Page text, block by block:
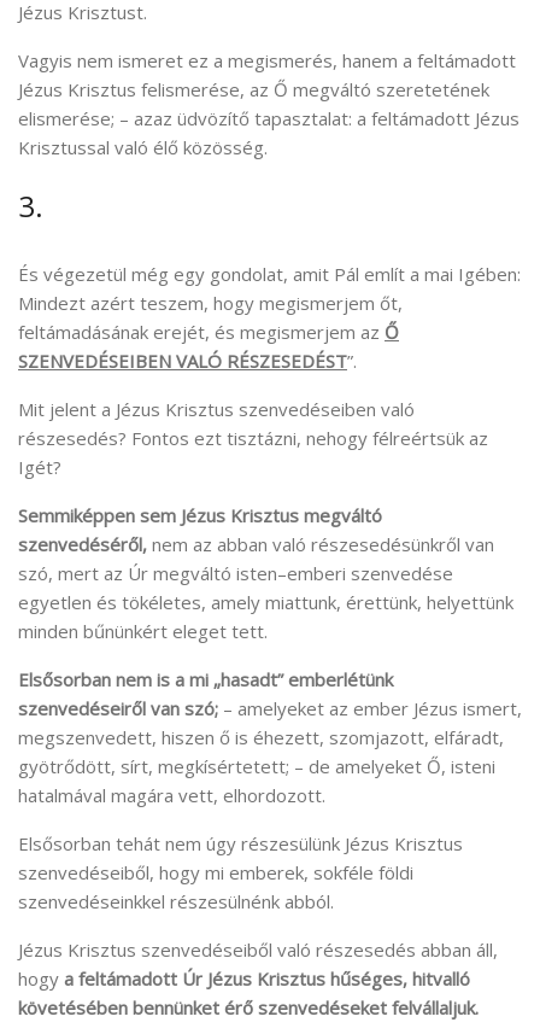
Jézus Krisztust.
Vagyis nem ismeret ez a megismerés, hanem a feltámadott
Jézus Krisztus felismerése, az Ő megváltó szeretetének
elismerése; – azaz üdvözítő tapasztalat: a feltámadott Jézus
Krisztussal való élő közösség.
3.
És végezetül még egy gondolat, amit Pál említ a mai Igében:
Mindezt azért teszem, hogy megismerjem őt,
feltámadásának erejét, és megismerjem az Ő
SZENVEDÉSEIBEN VALÓ RÉSZESEDÉST”.
Mit jelent a Jézus Krisztus szenvedéseiben való
részesedés? Fontos ezt tisztázni, nehogy félreértsük az
Igét?
Semmiképpen sem Jézus Krisztus megváltó
szenvedéséről, nem az abban való részesedésünkről van
szó, mert az Úr megváltó isten–emberi szenvedése
egyetlen és tökéletes, amely miattunk, érettünk, helyettünk
minden bűnünkért eleget tett.
Elsősorban nem is a mi „hasadt” emberlétünk
szenvedéseiről van szó; – amelyeket az ember Jézus ismert,
megszenvedett, hiszen ő is éhezett, szomjazott, elfáradt,
gyötrődött, sírt, megkísértetett; – de amelyeket Ő, isteni
hatalmával magára vett, elhordozott.
Elsősorban tehát nem úgy részesülünk Jézus Krisztus
szenvedéseiből, hogy mi emberek, sokféle földi
szenvedéseinkkel részesülnénk abból.
Jézus Krisztus szenvedéseiből való részesedés abban áll,
hogy a feltámadott Úr Jézus Krisztus hűséges, hitvalló
követésében bennünket érő szenvedéseket felvállaljuk.